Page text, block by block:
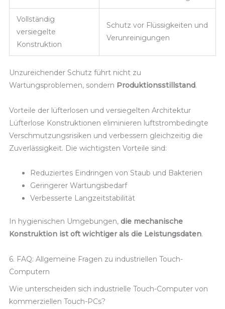
Vollständig
versiegelte
Konstruktion
Schutz vor Flüssigkeiten und
Verunreinigungen
Unzureichender Schutz führt nicht zu
Wartungsproblemen, sondern Produktionsstillstand.
Vorteile der lüfterlosen und versiegelten Architektur
Lüfterlose Konstruktionen eliminieren luftstrombedingte
Verschmutzungsrisiken und verbessern gleichzeitig die
Zuverlässigkeit. Die wichtigsten Vorteile sind:
Reduziertes Eindringen von Staub und Bakterien
Geringerer Wartungsbedarf
Verbesserte Langzeitstabilität
In hygienischen Umgebungen, die mechanische
Konstruktion ist oft wichtiger als die Leistungsdaten.
6. FAQ: Allgemeine Fragen zu industriellen Touch-
Computern
Wie unterscheiden sich industrielle Touch-Computer von
kommerziellen Touch-PCs?